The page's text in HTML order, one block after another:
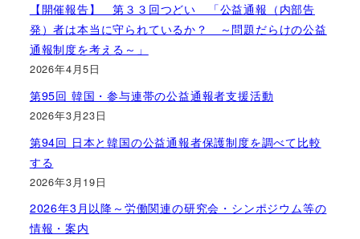
【開催報告】 第３３回つどい 「公益通報（内部告
発）者は本当に守られているか？ ～問題だらけの公益
通報制度を考える～」
2026年4月5日
第95回 韓国・参与連帯の公益通報者支援活動
2026年3月23日
第94回 日本と韓国の公益通報者保護制度を調べて比較
する
2026年3月19日
2026年3月以降～労働関連の研究会・シンポジウム等の
情報・案内